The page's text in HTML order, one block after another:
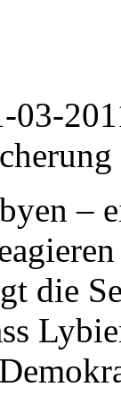
03-
–
die